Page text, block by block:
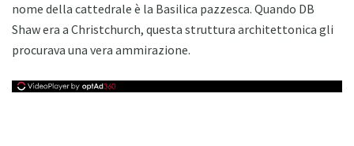
nome della cattedrale è la Basilica pazzesca. Quando DB
Shaw era a Christchurch, questa struttura architettonica gli
procurava una vera ammirazione.